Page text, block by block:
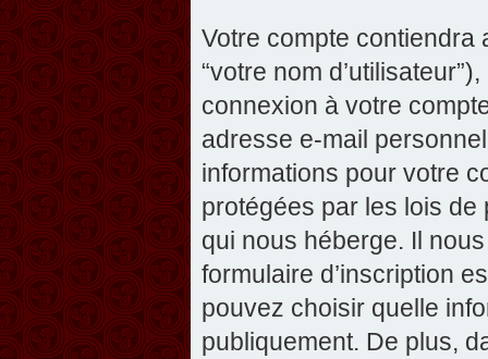
Votre compte contiendra
“votre nom
connexion à votre
adresse e-mail
informations pour votre
protégées par les lois
qui nous héberge. Il
formulaire d’inscription
pouvez choisir quelle
publiquement. De plus,